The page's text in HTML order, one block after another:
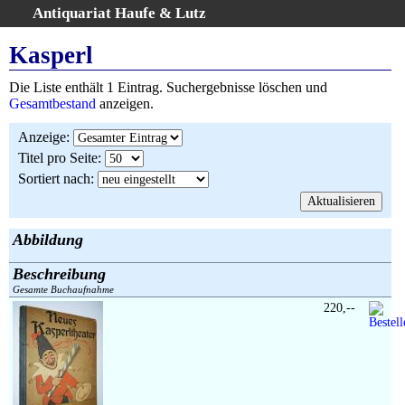
Antiquariat Haufe & Lutz
Home
Gesamtbestand
Kategorien
Schlagwörter
Suchergebnisse
AGB
Widerruf
Über uns
Aktuelle Kataloge
Kontakt
Ankauf
Links
Kasperl
Die Liste enthält 1 Eintrag. Suchergebnisse löschen und
Gesamtbestand anzeigen.
Anzeige:
Titel pro Seite:
Sortiert nach:
Abbildung
Beschreibung
Gesamte Buchaufnahme
220,--